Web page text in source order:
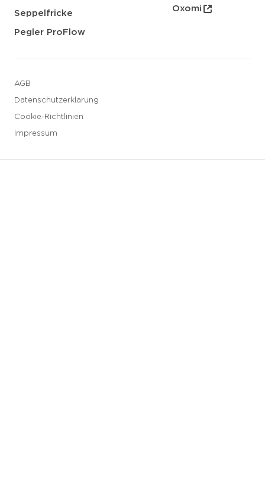
Seppelfricke
Pegler ProFlow
Oxomi
AGB
Datenschutzerklarung
Cookie-Richtlinien
Impressum